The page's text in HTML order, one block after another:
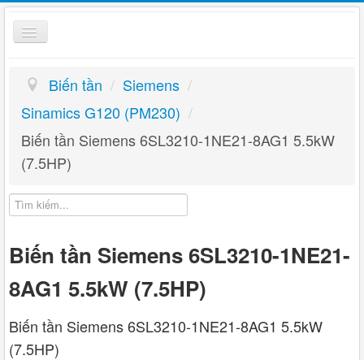
Toggle
Navigation
Biến Tần
Kỹ thuật
Giỏ hàng
Hướng dẫn
Liên hệ
Biến tần / Siemens /
Sinamics G120 (PM230) /
Biến tần Siemens 6SL3210-1NE21-8AG1 5.5kW
(7.5HP)
Biến tần Siemens 6SL3210-1NE21-
8AG1 5.5kW (7.5HP)
Biến tần Siemens 6SL3210-1NE21-8AG1 5.5kW
(7.5HP)